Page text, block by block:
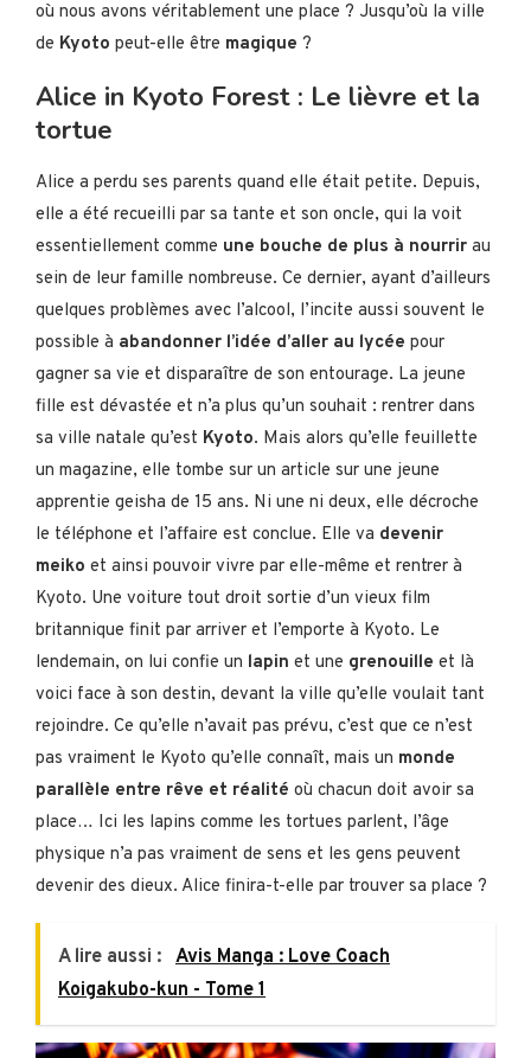
où nous avons véritablement une place ? Jusqu’où la ville
de Kyoto peut-elle être magique ?
Alice in Kyoto Forest : Le lièvre et la
tortue
Alice a perdu ses parents quand elle était petite. Depuis,
elle a été recueilli par sa tante et son oncle, qui la voit
essentiellement comme une bouche de plus à nourrir au
sein de leur famille nombreuse. Ce dernier, ayant d’ailleurs
quelques problèmes avec l’alcool, l’incite aussi souvent le
possible à abandonner l’idée d’aller au lycée pour
gagner sa vie et disparaître de son entourage. La jeune
fille est dévastée et n’a plus qu’un souhait : rentrer dans
sa ville natale qu’est Kyoto. Mais alors qu’elle feuillette
un magazine, elle tombe sur un article sur une jeune
apprentie geisha de 15 ans. Ni une ni deux, elle décroche
le téléphone et l’affaire est conclue. Elle va devenir
meiko et ainsi pouvoir vivre par elle-même et rentrer à
Kyoto. Une voiture tout droit sortie d’un vieux film
britannique finit par arriver et l’emporte à Kyoto. Le
lendemain, on lui confie un lapin et une grenouille et là
voici face à son destin, devant la ville qu’elle voulait tant
rejoindre. Ce qu’elle n’avait pas prévu, c’est que ce n’est
pas vraiment le Kyoto qu’elle connaît, mais un monde
parallèle entre rêve et réalité où chacun doit avoir sa
place… Ici les lapins comme les tortues parlent, l’âge
physique n’a pas vraiment de sens et les gens peuvent
devenir des dieux. Alice finira-t-elle par trouver sa place ?
A lire aussi : Avis Manga : Love Coach
Koigakubo-kun - Tome 1